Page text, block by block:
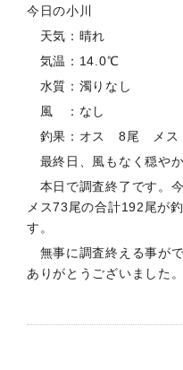
今日の小川
天気：晴れ
気温：14.0℃
水質：濁りなし
風 ：なし
釣果：オス 8尾 メ
最終日、風もなく穏や
本日で調査終了です。
メス73尾の合計192尾が
す。
無事に調査終える事が
ありがとうございました。